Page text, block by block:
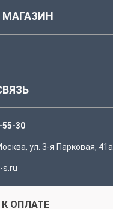
МАГАЗИН
55-30
ул. 3-я Парковая, 41а
s.ru
ОПЛАТЕ